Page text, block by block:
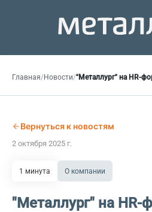
Главная/Новости/"Металлург" на HR-
Вернуться к новостям
2 октября 2025 г.
1 минута О компании
"Металлург" на HR-